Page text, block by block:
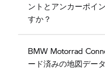
ントとアンカーポイ
すか？
BMW Motorrad
ード済みの地図デー